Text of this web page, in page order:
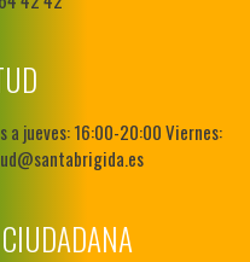
a jueves: 16:00-20:00 Viernes: